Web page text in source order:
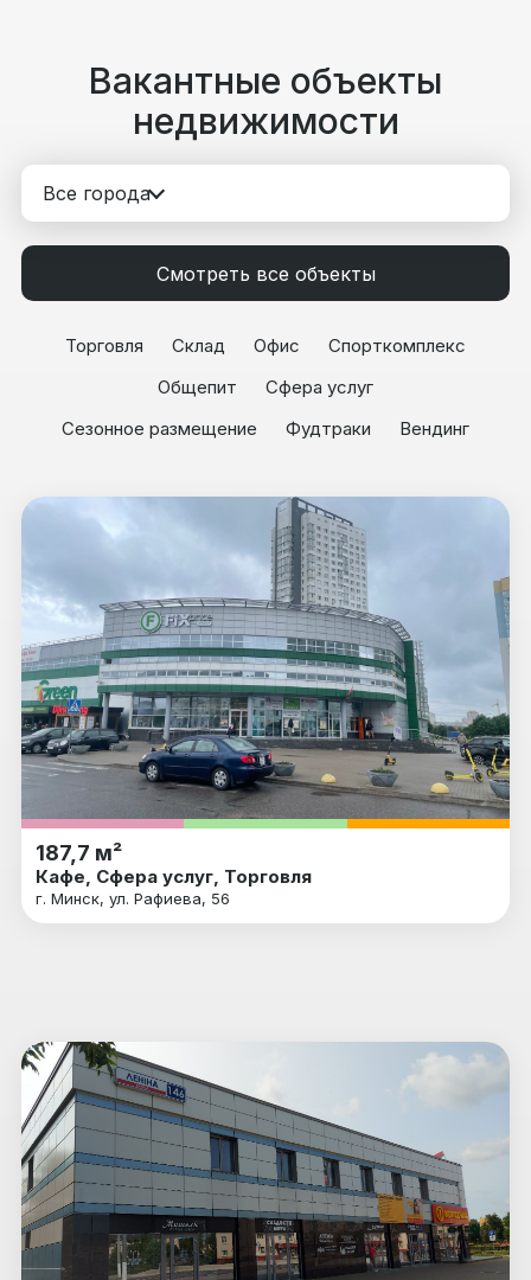
Вакантные объекты
недвижимости
Все города
Смотреть все объекты
Торговля Склад Офис
Спорткомплекс
Общепит
Сфера услуг
Сезонное размещение
Фудтраки Вендинг
187,7 м²
Кафе, Сфера услуг, Торговля
г. Минск, ул. Рафиева, 56